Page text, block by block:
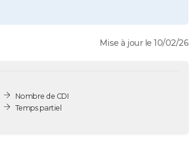
Mise à jour le 10/02/26
Nombre de CDI
Temps partiel